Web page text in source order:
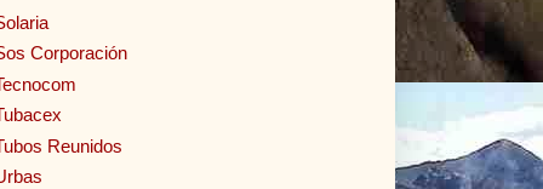
Corporación
Reunidos